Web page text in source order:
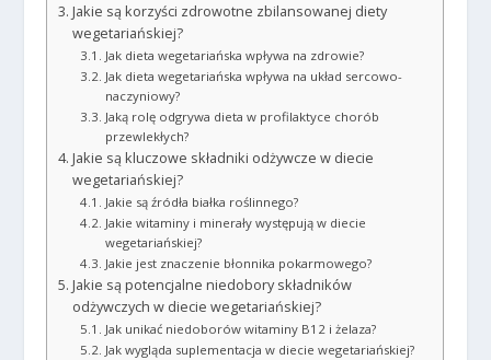
Jakie są korzyści zdrowotne zbilansowanej diety
wegetariańskiej?
Jak dieta wegetariańska wpływa na zdrowie?
Jak dieta wegetariańska wpływa na układ sercowo-
naczyniowy?
Jaką rolę odgrywa dieta w profilaktyce chorób
przewlekłych?
Jakie są kluczowe składniki odżywcze w diecie
wegetariańskiej?
Jakie są źródła białka roślinnego?
Jakie witaminy i minerały występują w diecie
wegetariańskiej?
Jakie jest znaczenie błonnika pokarmowego?
Jakie są potencjalne niedobory składników
odżywczych w diecie wegetariańskiej?
Jak unikać niedoborów witaminy B12 i żelaza?
Jak wygląda suplementacja w diecie wegetariańskiej?